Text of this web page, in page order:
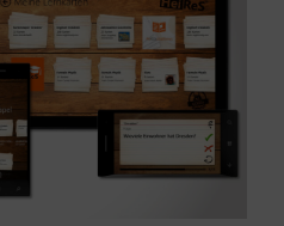
und UI Design einer
Bildung